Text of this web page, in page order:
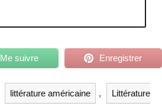
Me suivre Enregistrer
littérature américaine , Littérature